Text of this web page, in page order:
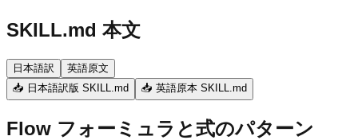
SKILL.md 本文
日本語訳
英語原文
📥 日本語訳版 SKILL.md
📥 英語原本 SKILL.md
Flow フォーミュラと式のパターン